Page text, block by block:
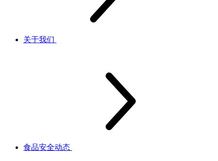
关于我们
食品安全动态